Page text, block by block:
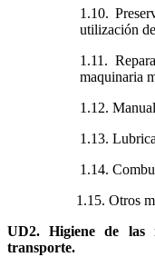
1.10.
utilización
1.11.
maquinaria
1.12.
1.13.
1.14.
1.15. Otros
UD2. Higiene de las
transporte.